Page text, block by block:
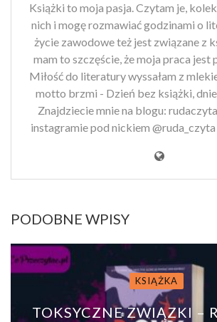
Książki to moja pasja. Czytam je,
nich i mogę rozmawiać godzinami o
życie zawodowe też jest związane z
mam to szczęście, że moja praca jest
Miłość do literatury wyssałam z
motto brzmi - Dzień bez książki,
Znajdziecie mnie na blogu:
instagramie pod nickiem @ruda_czyta
PODOBNE WPISY
KSIĄŻKA
TOKSYCZNE ZWIĄZKI –